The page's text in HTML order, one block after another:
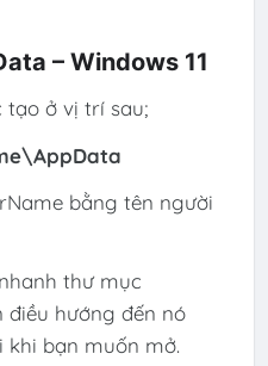
– Windows 11
tạo ở vị trí sau;
bằng tên người
thư mục
điều hướng đến nó
bạn muốn mở.